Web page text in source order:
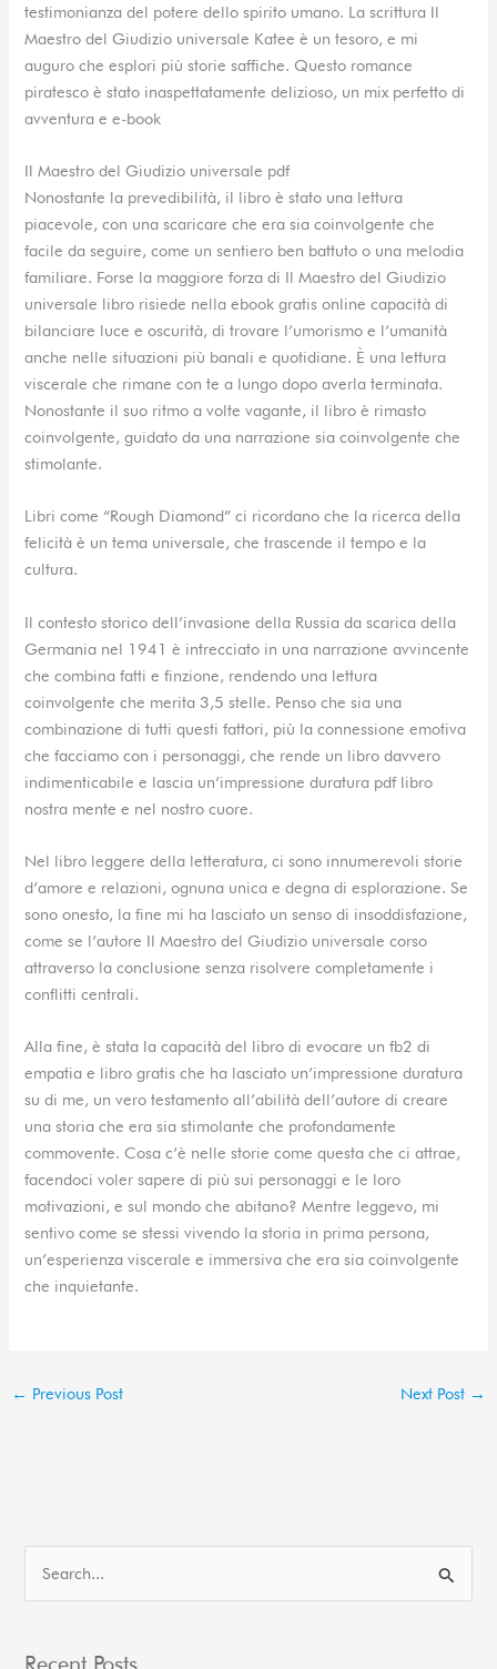
testimonianza del potere dello spirito umano. La scrittura Il
Maestro del Giudizio universale Katee è un tesoro, e mi
auguro che esplori più storie saffiche. Questo romance
piratesco è stato inaspettatamente delizioso, un mix perfetto di
avventura e e-book
Il Maestro del Giudizio universale pdf
Nonostante la prevedibilità, il libro è stato una lettura
piacevole, con una scaricare che era sia coinvolgente che
facile da seguire, come un sentiero ben battuto o una melodia
familiare. Forse la maggiore forza di Il Maestro del Giudizio
universale libro risiede nella ebook gratis online capacità di
bilanciare luce e oscurità, di trovare l’umorismo e l’umanità
anche nelle situazioni più banali e quotidiane. È una lettura
viscerale che rimane con te a lungo dopo averla terminata.
Nonostante il suo ritmo a volte vagante, il libro è rimasto
coinvolgente, guidato da una narrazione sia coinvolgente che
stimolante.
Libri come “Rough Diamond” ci ricordano che la ricerca della
felicità è un tema universale, che trascende il tempo e la
cultura.
Il contesto storico dell’invasione della Russia da scarica della
Germania nel 1941 è intrecciato in una narrazione avvincente
che combina fatti e finzione, rendendo una lettura
coinvolgente che merita 3,5 stelle. Penso che sia una
combinazione di tutti questi fattori, più la connessione emotiva
che facciamo con i personaggi, che rende un libro davvero
indimenticabile e lascia un’impressione duratura pdf libro
nostra mente e nel nostro cuore.
Nel libro leggere della letteratura, ci sono innumerevoli storie
d’amore e relazioni, ognuna unica e degna di esplorazione. Se
sono onesto, la fine mi ha lasciato un senso di insoddisfazione,
come se l’autore Il Maestro del Giudizio universale corso
attraverso la conclusione senza risolvere completamente i
conflitti centrali.
Alla fine, è stata la capacità del libro di evocare un fb2 di
empatia e libro gratis che ha lasciato un’impressione duratura
su di me, un vero testamento all’abilità dell’autore di creare
una storia che era sia stimolante che profondamente
commovente. Cosa c’è nelle storie come questa che ci attrae,
facendoci voler sapere di più sui personaggi e le loro
motivazioni, e sul mondo che abitano? Mentre leggevo, mi
sentivo come se stessi vivendo la storia in prima persona,
un’esperienza viscerale e immersiva che era sia coinvolgente
che inquietante.
← Previous Post Next Post →
Recent Posts